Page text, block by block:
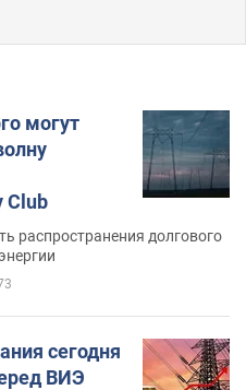
могут
Club
распространения долгового
сегодня
ВИЭ